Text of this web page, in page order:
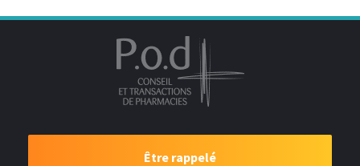
Être rappelé